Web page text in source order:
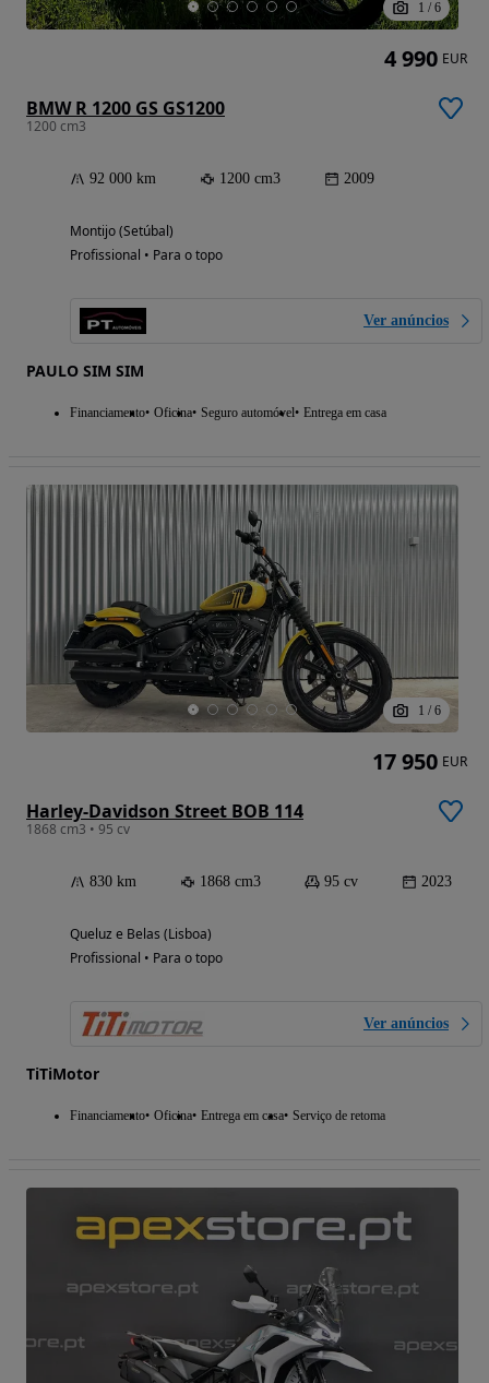
1 / 6
BMW R 1200 GS GS1200
1200 cm3
92 000 km 1200 cm3 2009
Montijo (Setúbal)
Profissional • Para o topo
Ver anúncios
PAULO SIM SIM
Financiamento Oficina Seguro automóvel Entrega em casa
4 990 EUR
1 / 6
Harley-Davidson Street BOB 114
1868 cm3 • 95 cv
830 km 1868 cm3 95 cv 2023
Queluz e Belas (Lisboa)
Profissional • Para o topo
Ver anúncios
TiTiMotor
Financiamento Oficina Entrega em casa Serviço de retoma
17 950 EUR